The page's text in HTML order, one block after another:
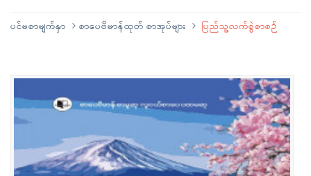
ပင်မစာမျက်နှာ စာပေဗိမာန်ထုတ် စာအုပ်များ ပြည်သူ့လက်စွဲစာစဉ်